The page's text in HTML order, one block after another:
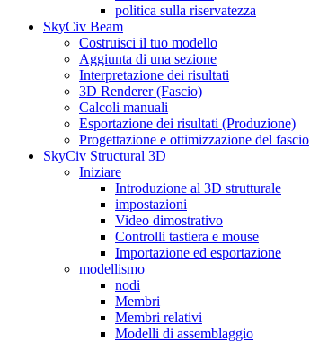
politica sulla riservatezza
SkyCiv Beam
Costruisci il tuo modello
Aggiunta di una sezione
Interpretazione dei risultati
3D Renderer (Fascio)
Calcoli manuali
Esportazione dei risultati (Produzione)
Progettazione e ottimizzazione del fascio
SkyCiv Structural 3D
Iniziare
Introduzione al 3D strutturale
impostazioni
Video dimostrativo
Controlli tastiera e mouse
Importazione ed esportazione
modellismo
nodi
Membri
Membri relativi
Modelli di assemblaggio